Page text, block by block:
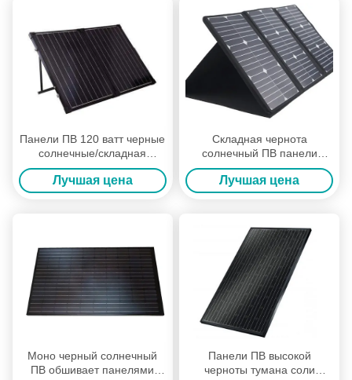
стеклянную
Панели ПВ 120 ватт черные
солнечные/складная
панель солнечных батарей
с ручкой металла
Лучшая цена
Складная чернота
солнечный ПВ панели
солнечных батарей
обшивает панелями рамку
алюминия толщины
Лучшая цена
Моно черный солнечный
ПВ обшивает панелями
Панели ПВ высокой
черноты тумана соли